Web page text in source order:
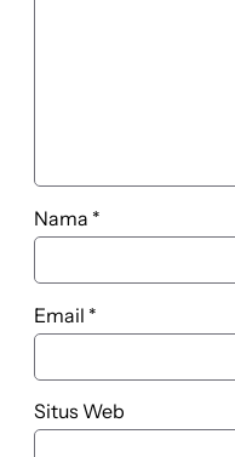
Nama *
Email *
Situs Web